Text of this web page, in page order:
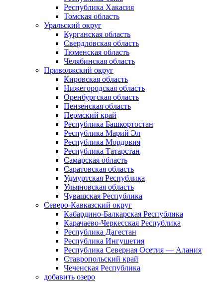
Республика Хакасия
Томская область
Уральский округ
Курганская область
Свердловская область
Тюменская область
Челябинская область
Приволжский округ
Кировская область
Нижегородская область
Оренбургская область
Пензенская область
Пермский край
Республика Башкортостан
Республика Марий Эл
Республика Мордовия
Республика Татарстан
Самарская область
Саратовская область
Удмуртская Республика
Ульяновская область
Чувашская Республика
Северо-Кавказский округ
Кабардино-Балкарская Республика
Карачаево-Черкесская Республика
Республика Дагестан
Республика Ингушетия
Республика Северная Осетия — Алания
Ставропольский край
Чеченская Республика
добавить озеро